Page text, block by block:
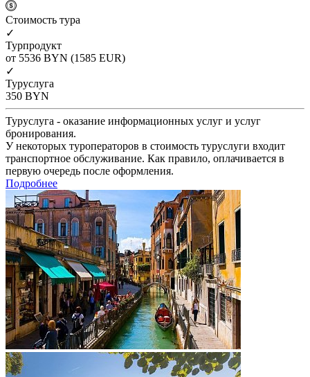
Cтоимость тура
✓
Турпродукт
от 5536 BYN (1585 EUR)
✓
Туруслуга
350 BYN
Туруслуга - оказание информационных услуг и услуг
бронирования.
У некоторых туроператоров в стоимость туруслуги входит
транспортное обслуживание. Как правило, оплачивается в
первую очередь после оформления.
Подробнее